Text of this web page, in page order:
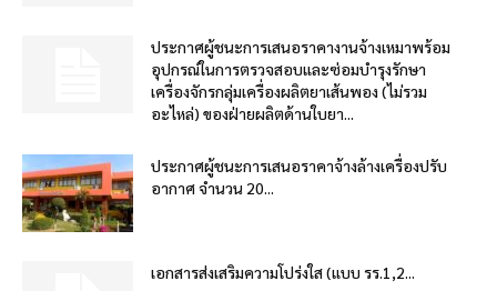
ประกาศผู้ชนะการเสนอราคางานจ้างเหมาพร้อม
อุปกรณ์ในการตรวจสอบและซ่อมบำรุงรักษา
เครื่องจักรกลุ่มเครื่องผลิตยาเส้นพอง (ไม่รวม
อะไหล่) ของฝ่ายผลิตด้านใบยา...
ประกาศผู้ชนะการเสนอราคาจ้างล้างเครื่องปรับ
อากาศ จำนวน 20...
เอกสารส่งเสริมความโปร่งใส (แบบ รร.1,2...